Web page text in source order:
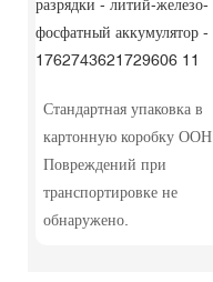
Стандартная упаковка в
картонную коробку ООН.
Повреждений при
транспортировке не
обнаружено.